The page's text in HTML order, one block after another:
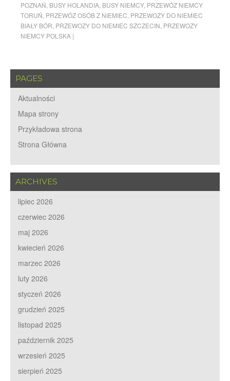
POZNAŃ BUSY HOLANDIA BUSY NIEMCY, PRZEWÓZ NIEMCY
TORUŃ PRZEWÓZ OSÓB Z NIEMIEC PRZEWOZY DO NIEMIEC
BIAŁY BÓR PRZEWOZY DO NIEMIEC SZCZECIN PRZEWOZY
NIEMCY POLSKA |
PAGES
Aktualności
Mapa strony
Przykładowa strona
Strona Główna
ARCHIVES
lipiec 2026
czerwiec 2026
maj 2026
kwiecień 2026
marzec 2026
luty 2026
styczeń 2026
grudzień 2025
listopad 2025
październik 2025
wrzesień 2025
sierpień 2025